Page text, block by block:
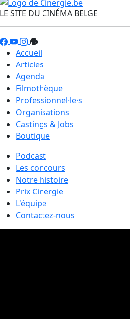
LE SITE DU CINÉMA BELGE
Accueil
Articles
Agenda
Filmothèque
Professionnel·le·s
Organisations
Castings & Jobs
Boutique
Podcast
Les concours
Notre histoire
Prix Cinergie
L'équipe
Contactez-nous